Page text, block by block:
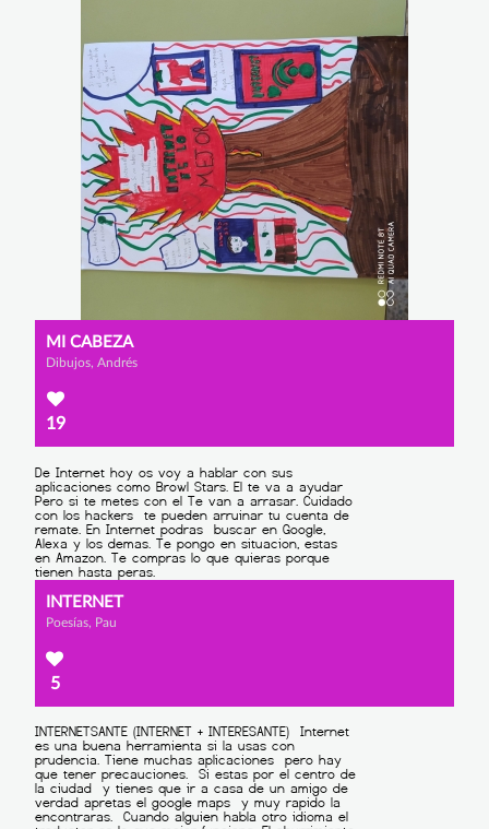
MI CABEZA
Dibujos, Andrés
19
INTERNET
Poesías, Pau
5